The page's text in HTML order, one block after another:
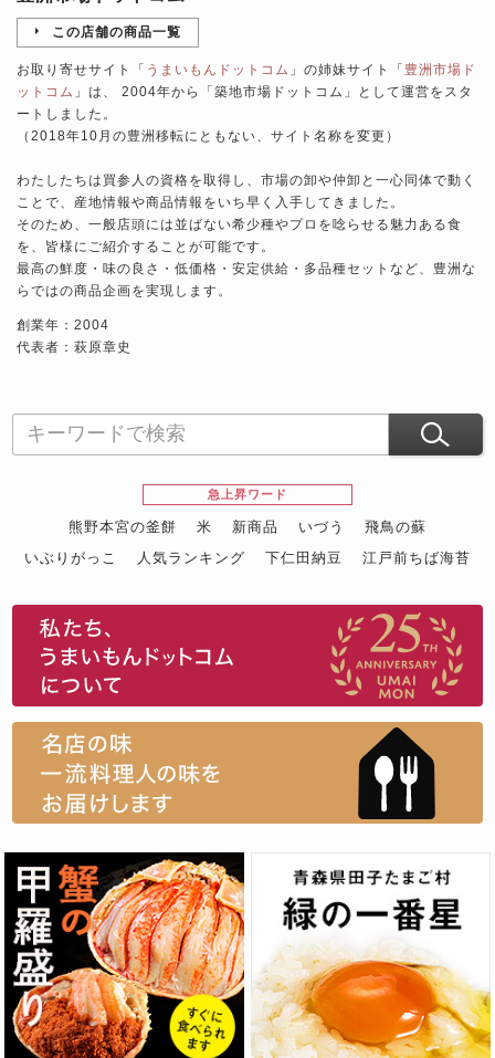
この店舗の商品一覧
お取り寄せサイト「 うまいもんドットコム 」の姉妹サイト「 豊洲市場ド
ットコム 」は、 2004年から「築地市場ドットコム」として運営をスタ
ートしました。
（2018年10月の豊洲移転にともない、サイト名称を変更）
わたしたちは買参人の資格を取得し、市場の卸や仲卸と一心同体で動く
ことで、産地情報や商品情報をいち早く入手してきました。
そのため、一般店頭には並ばない希少種やプロを唸らせる魅力ある食
を、皆様にご紹介することが可能です。
最高の鮮度・味の良さ・低価格・安定供給・多品種セットなど、豊洲な
らではの商品企画を実現します。
創業年：2004
代表者：萩原章史
急上昇ワード
熊野本宮の釜餅 米 新商品 いづう
飛鳥の蘇
いぶりがっこ
人気ランキング 下仁田納豆
江戸前ちば海苔